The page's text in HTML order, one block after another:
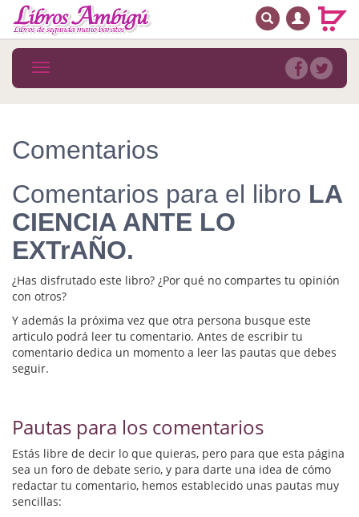
MENÚ PRINCIPAL
Novedades
MATERIAS
Arte
Astrología. Ocultismo
Autoayuda. Conocimiento personal
Autoayuda. Crecimiento personal
Biografía
Biografías
Cine
Cocina
Cómic
BUSCAR
Toggle
navigation
Comentarios
Comentarios para el libro LA
CIENCIA ANTE LO
EXTrAÑO.
¿Has disfrutado este libro? ¿Por qué no compartes tu opinión
con otros?
Y además la próxima vez que otra persona busque este
articulo podrá leer tu comentario. Antes de escribir tu
comentario dedica un momento a leer las pautas que debes
seguir.
Pautas para los comentarios
Estás libre de decir lo que quieras, pero para que esta página
sea un foro de debate serio, y para darte una idea de cómo
redactar tu comentario, hemos establecido unas pautas muy
sencillas: